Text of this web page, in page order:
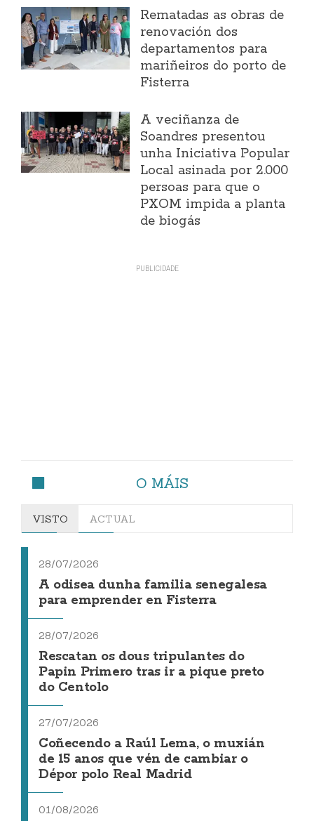
Rematadas as obras de
renovación dos
departamentos para
mariñeiros do porto de
Fisterra
A veciñanza de
Soandres presentou
unha Iniciativa Popular
Local asinada por 2.000
persoas para que o
PXOM impida a planta
de biogás
O MÁIS
VISTO ACTUAL
28/07/2026
A odisea dunha familia senegalesa
para emprender en Fisterra
28/07/2026
Rescatan os dous tripulantes do
Papin Primero tras ir a pique preto
do Centolo
27/07/2026
Coñecendo a Raúl Lema, o muxián
de 15 anos que vén de cambiar o
Dépor polo Real Madrid
01/08/2026